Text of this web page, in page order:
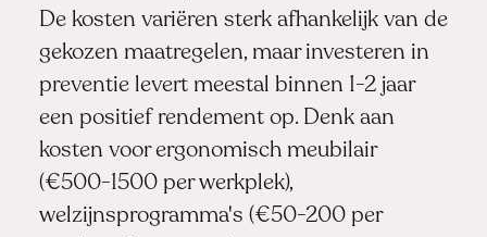
De kosten variëren sterk afhankelijk van de
gekozen maatregelen, maar investeren in
preventie levert meestal binnen 1-2 jaar
een positief rendement op. Denk aan
kosten voor ergonomisch meubilair
(€500-1500 per werkplek),
welzijnsprogramma's (€50-200 per